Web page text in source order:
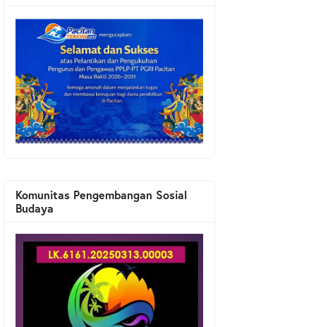
Komunitas Pengembangan Sosial
Budaya